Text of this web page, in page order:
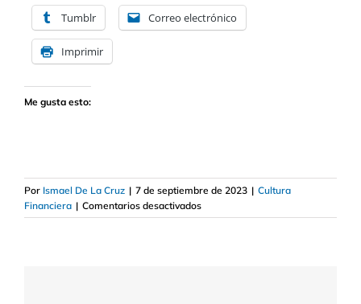
Tumblr Correo electrónico
Imprimir
Me gusta esto:
Por Ismael De La Cruz | 7 de septiembre de 2023 | Cultura
Financiera | Comentarios desactivadosen
Qué